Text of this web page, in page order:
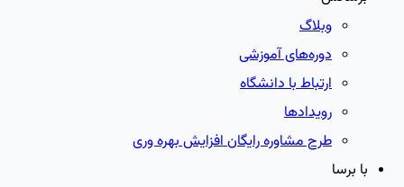
وبلاگ
دوره‌های آموزشی
ارتباط با دانشگاه
رویدادها
طرح مشاوره رایگان افزایش بهره وری
با برسا